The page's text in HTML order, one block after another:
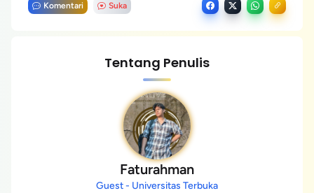
Komentari Suka
Tentang Penulis
Faturahman
Guest - Universitas Terbuka